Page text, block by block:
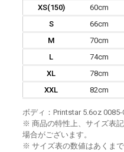
XS(150)
60cm
S
66cm
M
70cm
L
74cm
XL
78cm
XXL
82cm
ボディ：Printstar 5.6oz 0085-
※ 商品の特性上、サイズ表
場合がございます。
※ サイズ表の数値はあくま